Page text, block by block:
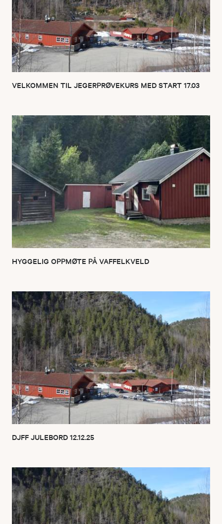
VELKOMMEN TIL JEGERPRØVEKURS MED START 17.03
HYGGELIG OPPMØTE PÅ VAFFELKVELD
DJFF JULEBORD 12.12.25